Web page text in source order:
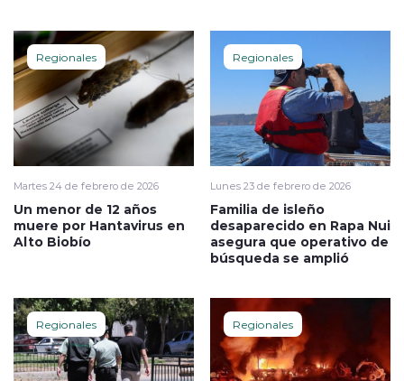
Regionales
Martes 24 de febrero de 2026
Un menor de 12 años
muere por Hantavirus en
Alto Biobío
Regionales
Lunes 23 de febrero de 2026
Familia de isleño
desaparecido en Rapa Nui
asegura que operativo de
búsqueda se amplió
Regionales Regionales